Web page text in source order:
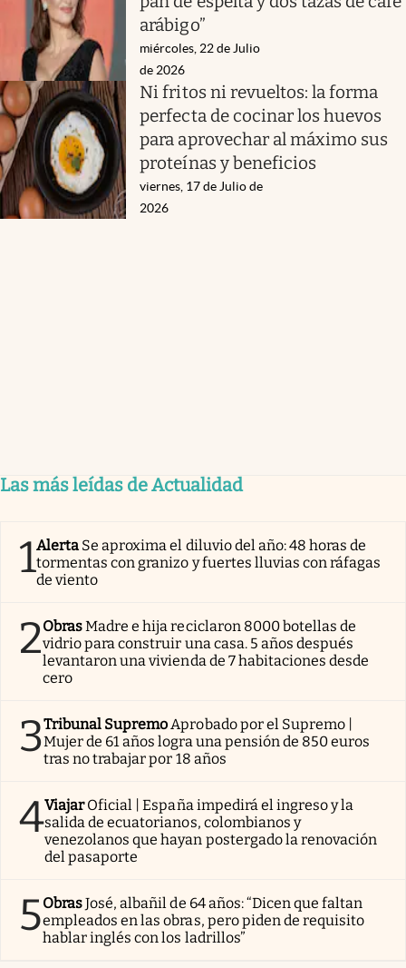
arábigo”
miércoles, 22 de Julio
de 2026
Ni fritos ni revueltos: la forma
perfecta de cocinar los huevos
para aprovechar al máximo sus
proteínas y beneficios
viernes, 17 de Julio de
2026
Las más leídas de Actualidad
1Alerta Se aproxima el diluvio del año: 48 horas de
tormentas con granizo y fuertes lluvias con ráfagas
de viento
2ObrasMadre e hija reciclaron 8000 botellas de
vidrio para construir una casa. 5 años después
levantaron una vivienda de 7 habitaciones desde
cero
3Tribunal SupremoAprobado por el Supremo |
Mujer de 61 años logra una pensión de 850 euros
tras no trabajar por 18 años
4Viajar Oficial | España impedirá el ingreso y la
salida de ecuatorianos, colombianos y
venezolanos que hayan postergado la renovación
del pasaporte
5ObrasJosé, albañil de 64 años: “Dicen que faltan
empleados en las obras, pero piden de requisito
hablar inglés con los ladrillos”